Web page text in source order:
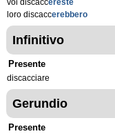
voi discaccereste
loro discaccerebbero
Infinitivo
Presente
discacciare
Gerundio
Presente